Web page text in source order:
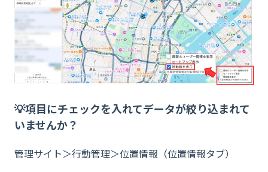
💡項目にチェックを入れてデータが絞り込まれて
いませんか？
管理サイト＞行動管理＞位置情報（位置情報タブ）